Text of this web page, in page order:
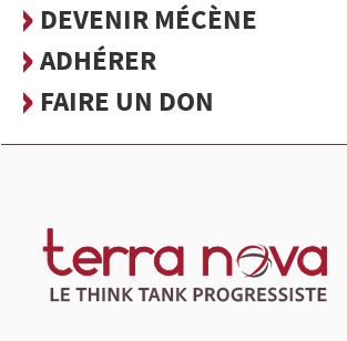
DEVENIR MÉCÈNE
ADHÉRER
FAIRE UN DON